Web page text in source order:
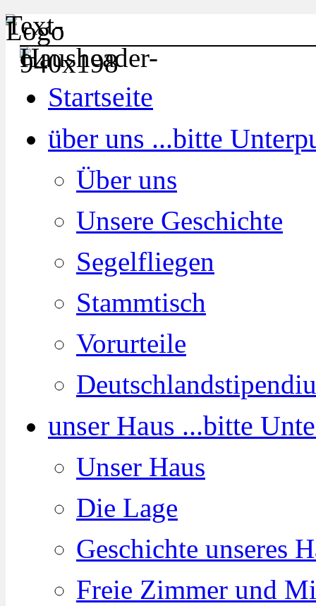
Startseite
über uns ...bitte
Über uns
Unsere Geschichte
Segelfliegen
Stammtisch
Vorurteile
unser Haus ...bitte
Unser Haus
Die Lage
Geschichte unseres
Freie Zimmer und